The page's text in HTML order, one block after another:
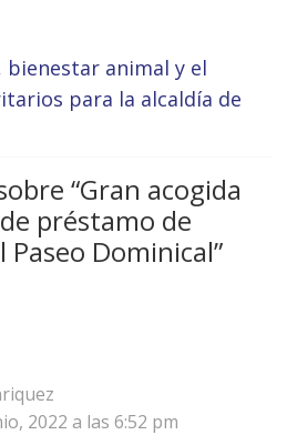
bienestar animal y el
para la alcaldía de
“Gran acogida
préstamo de
Paseo Dominical”
2022 a las 6:52 pm